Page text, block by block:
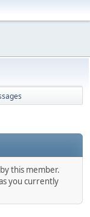
this member.
you currently